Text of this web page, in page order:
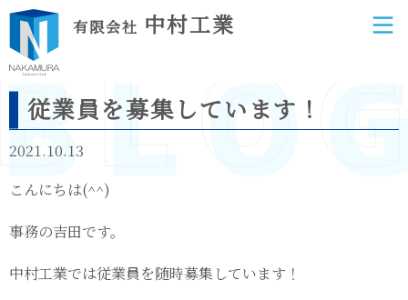
有限会社 中村工業
従業員を募集しています！
2021.10.13
こんにちは(^^)
事務の吉田です。
中村工業では従業員を随時募集しています！